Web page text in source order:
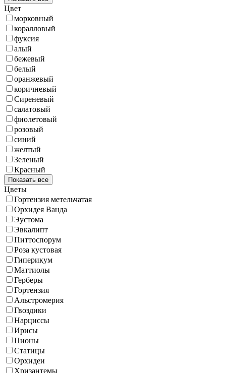
Цвет
морковный
коралловый
фуксия
алый
бежевый
белый
оранжевый
коричневый
Сиреневый
салатовый
фиолетовый
розовый
синий
желтый
Зеленый
Красный
Показать все
Цветы
Гортензия метельчатая
Орхидея Ванда
Эустома
Эвкалипт
Питтоспорум
Роза кустовая
Гиперикум
Маттиолы
Герберы
Гортензия
Альстромерия
Гвоздики
Нарциссы
Ирисы
Пионы
Статицы
Орхидеи
Хризантемы